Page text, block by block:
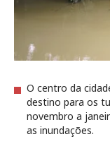
O centro da
destino para os
novembro a
as inundações.